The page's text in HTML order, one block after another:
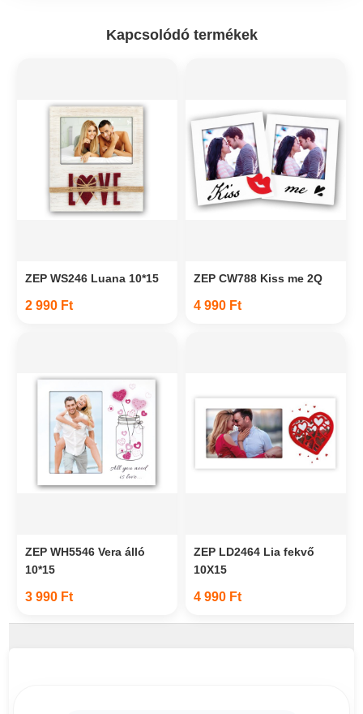
Kapcsolódó termékek
ZEP WS246 Luana 10*15
2 990 Ft
ZEP CW788 Kiss me 2Q
4 990 Ft
ZEP WH5546 Vera álló
10*15
3 990 Ft
ZEP LD2464 Lia fekvő
10X15
4 990 Ft